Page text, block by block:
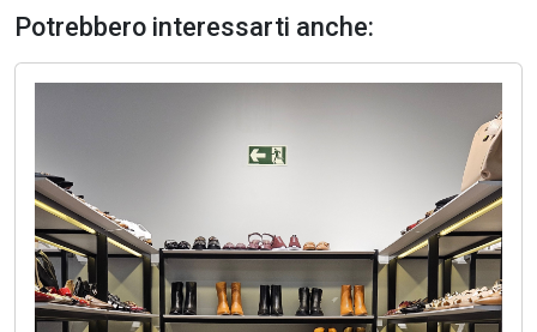
Potrebbero interessarti anche: